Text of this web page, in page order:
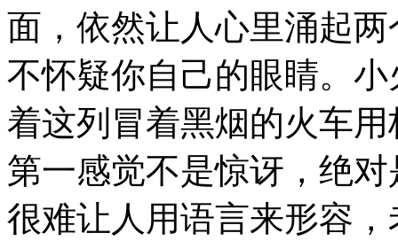
和
印
度
交
界
的
一
个
边
陲
城。
这
面，依然让人心里涌起
不怀疑你自己的眼睛。 小
着这列冒着黑烟的火车
第一感觉不是惊讶，绝
很难让人用语言来形容